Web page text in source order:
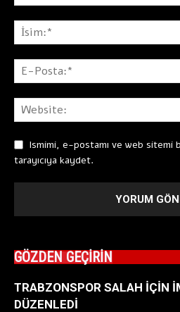
Ismimi, e-postamı ve web sitemi
tarayıcıya kaydet.
GÖZDEN GEÇİRİN
TRABZONSPOR SALAH İÇİN
DÜZENLEDİ